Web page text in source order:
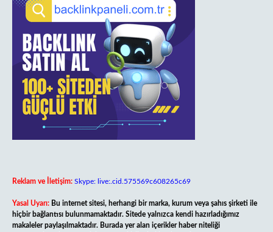
Reklam ve İletişim: Skype: live:.cid.575569c608265c69
Yasal Uyarı: Bu internet sitesi, herhangi bir marka, kurum veya şahıs şirketi ile
hiçbir bağlantısı bulunmamaktadır. Sitede yalnızca kendi hazırladığımız
makaleler paylaşılmaktadır. Burada yer alan içerikler haber niteliği